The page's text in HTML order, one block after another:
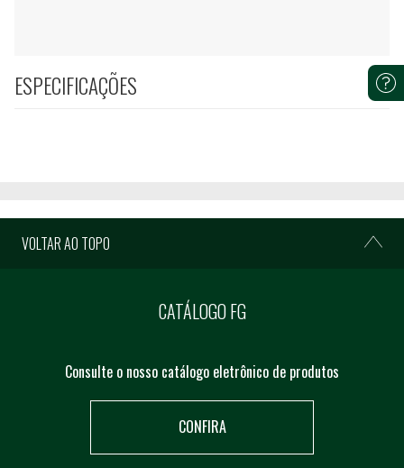
ESPECIFICAÇÕES
VOLTAR AO TOPO
CATÁLOGO FG
Consulte o nosso catálogo eletrônico de produtos
CONFIRA